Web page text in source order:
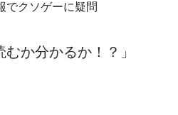
むか分かるか！？」